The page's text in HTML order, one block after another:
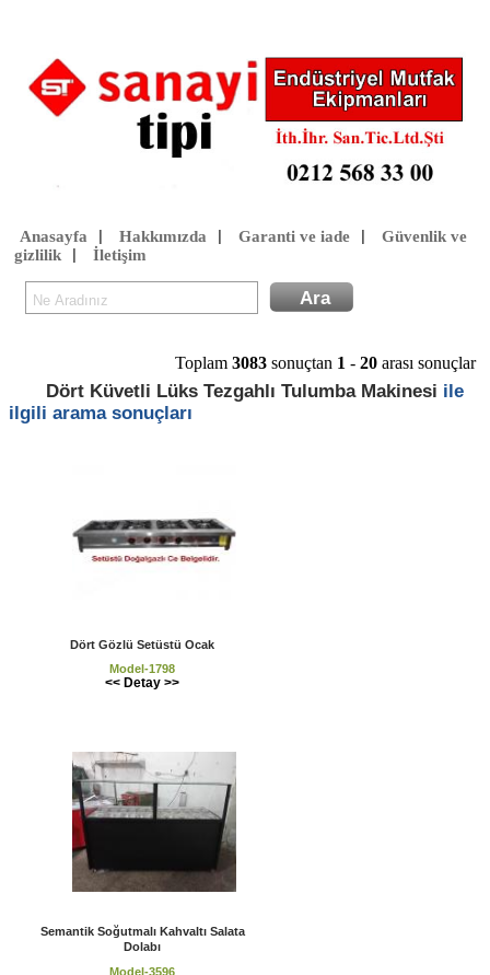
Anasayfa Hakkımızda Garanti ve iade
Güvenlik ve
gizlilik| İletişim
Toplam 3083 sonuçtan 1 - 20 arası sonuçlar
Dört Küvetli Lüks Tezgahlı Tulumba Makinesi ile
ilgili arama sonuçları
Dört Gözlü Setüstü Ocak
Model-1798
<< Detay >>
Semantik Soğutmalı Kahvaltı Salata
Dolabı
Model-3596